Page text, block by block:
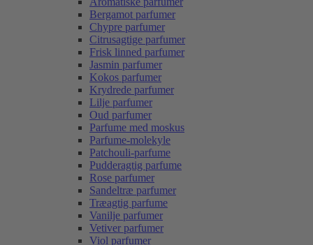
Bergamot parfumer
Chypre parfumer
Citrusagtige parfumer
Frisk linned parfumer
Jasmin parfumer
Kokos parfumer
Krydrede parfumer
Lilje parfumer
Oud parfumer
Parfume med moskus
Parfume-molekyle
Patchouli-parfume
Pudderagtig parfume
Rose parfumer
Sandeltræ parfumer
Træagtig parfume
Vanilje parfumer
Vetiver parfumer
Viol parfumer